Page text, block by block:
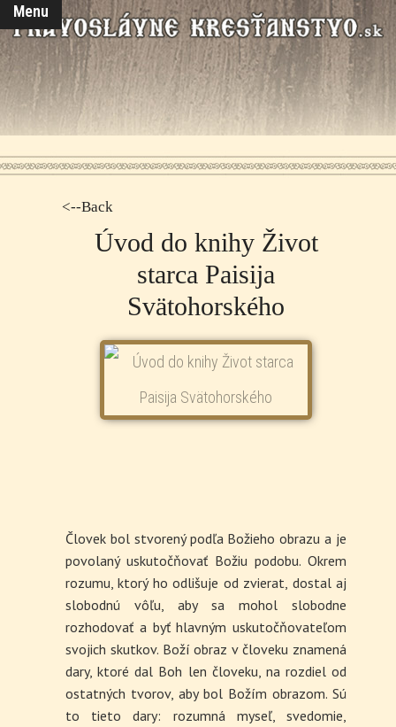
Menu
<--Back
Úvod do knihy Život
starca Paisija
Svätohorského
Človek bol stvorený podľa Božieho obrazu a je
povolaný uskutočňovať Božiu podobu. Okrem
rozumu, ktorý ho odlišuje od zvierat, dostal aj
slobodnú vôľu, aby sa mohol slobodne
rozhodovať a byť hlavným uskutočňovateľom
svojich skutkov. Boží obraz v človeku znamená
dary, ktoré dal Boh len človeku, na rozdiel od
ostatných tvorov, aby bol Božím obrazom. Sú
to tieto dary: rozumná myseľ, svedomie,